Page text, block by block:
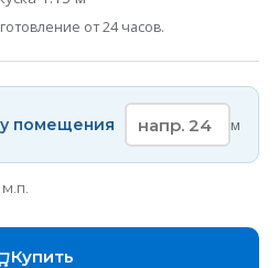
от 24 часов.
помещения м
м.п.
Купить